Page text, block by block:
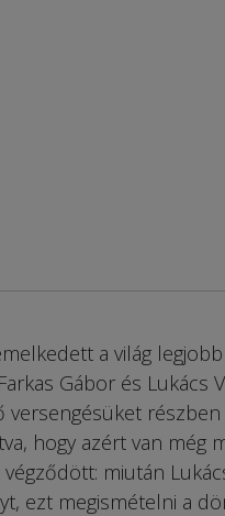
a világ
Gábor és
versengésüket
hogy azért van
miután
ezt megismételni a